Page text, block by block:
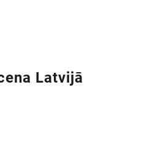
Latvijā